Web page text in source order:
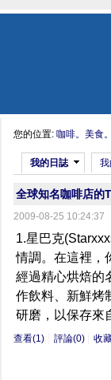
您的位置:咖啡。美食
我的日誌
全球知名咖啡店的
2009-08-25 10:24:37
1.星巴克
情調。在這裡，
經過精心烘焙的
作飲料、新鮮
研磨，以保存來
查看(1) 評論(0) 收